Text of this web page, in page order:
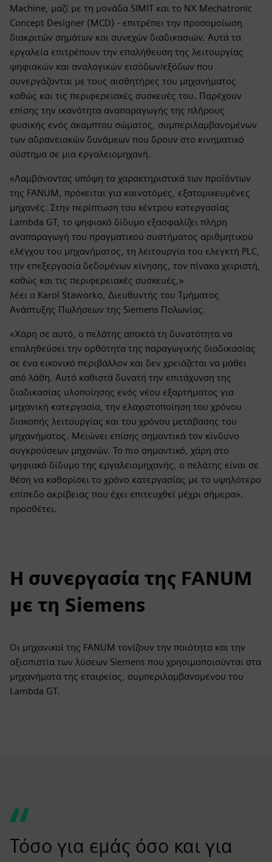
Machine, μαζί με τη μονάδα SIMIT και το NX Mechatronic
Concept Designer (MCD) - επιτρέπει την προσομοίωση
διακριτών σημάτων και συνεχών διαδικασιών. Αυτά τα
εργαλεία επιτρέπουν την επαλήθευση της λειτουργίας
ψηφιακών και αναλογικών εισόδων/εξόδων που
συνεργάζονται με τους αισθητήρες του μηχανήματος
καθώς και τις περιφερειακές συσκευές του. Παρέχουν
επίσης την ικανότητα αναπαραγωγής της πλήρους
φυσικής ενός άκαμπτου σώματος, συμπεριλαμβανομένων
των αδρανειακών δυνάμεων που δρουν στο κινηματικό
σύστημα σε μια εργαλειομηχανή.
«Λαμβάνοντας υπόψη τα χαρακτηριστικά των προϊόντων
της FANUM, πρόκειται για καινοτόμες, εξατομικευμένες
μηχανές. Στην περίπτωση του κέντρου κατεργασίας
Lambda GT, το ψηφιακό δίδυμο εξασφαλίζει πλήρη
αναπαραγωγή του πραγματικού συστήματος αριθμητικού
ελέγχου του μηχανήματος, τη λειτουργία του ελεγκτή PLC,
την επεξεργασία δεδομένων κίνησης, τον πίνακα χειριστή,
καθώς και τις περιφερειακές συσκευές,»
λέει ο Karol Staworko, Διευθυντής του Τμήματος
Ανάπτυξης Πωλήσεων της Siemens Πολωνίας.
«Χάρη σε αυτό, ο πελάτης αποκτά τη δυνατότητα να
επαληθεύσει την ορθότητα της παραγωγικής διαδικασίας
σε ένα εικονικό περιβάλλον και δεν χρειάζεται να μάθει
από λάθη. Αυτό καθιστά δυνατή την επιτάχυνση της
διαδικασίας υλοποίησης ενός νέου εξαρτήματος για
μηχανική κατεργασία, την ελαχιστοποίηση του χρόνου
διακοπής λειτουργίας και του χρόνου μετάβασης του
μηχανήματος. Μειώνει επίσης σημαντικά τον κίνδυνο
συγκρούσεων μηχανών. Το πιο σημαντικό, χάρη στο
ψηφιακό δίδυμο της εργαλειομηχανής, ο πελάτης είναι σε
θέση να καθορίσει το χρόνο κατεργασίας με το υψηλότερο
επίπεδο ακρίβειας που έχει επιτευχθεί μέχρι σήμερα».
προσθέτει.
Η συνεργασία της FANUM
με τη Siemens
Οι μηχανικοί της FANUM τονίζουν την ποιότητα και την
αξιοπιστία των λύσεων Siemens που χρησιμοποιούνται στα
μηχανήματα της εταιρείας, συμπεριλαμβανομένου του
Lambda GT.
Τόσο για εμάς όσο και για